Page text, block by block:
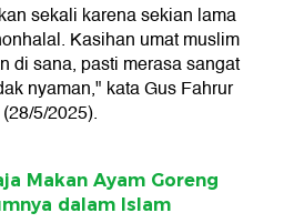
sekali karena sekian lama
Kasihan umat muslim
di sana, pasti merasa sangat
nyaman," kata Gus Fahrur
5/2025).
Makan Ayam Goreng
dalam Islam